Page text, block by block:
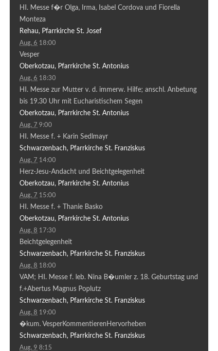
HI. Messe f�r Olga, Irma, Isabel Cordova und Fiorella
Monteza
Rehau, Pfarrkirche St. Josef
Aug. 6 18:00
Vesper
Oberkotzau, Pfarrkirche St. Antonius
Aug. 6 18:30
HI. Messe zur Mutter v. d. immerw. Hilfe; anschl. Anbetung
bis 19.30 Uhr mit Eucharistischem Segen
Oberkotzau, Pfarrkirche St. Antonius
Aug. 7 9:00
HI. Messe f. + Karin Sedlmayr
Schwarzenbach, Pfarrkirche St. Franziskus
Aug. 7 14:00
Herz-Jesu-Andacht und Beichtgelegenheit
Oberkotzau, Pfarrkirche St. Antonius
Aug. 7 15:00
HI. Messe f. + Thanie Basko
Oberkotzau, Pfarrkirche St. Antonius
Aug. 8 17:30
Beichtgelegenheit
Schwarzenbach, Pfarrkirche St. Franziskus
Aug. 8 18:00
VAM; HI. Messe f. leb. Nina B�umler z. 18. Geburtstag und
f.+Abertus Magnus Poplutz
Schwarzenbach, Pfarrkirche St. Franziskus
Aug. 8 19:00
�kum. VesperKommentierenHervorheben
Schwarzenbach, Pfarrkirche St. Franziskus
Aug. 9 8:15